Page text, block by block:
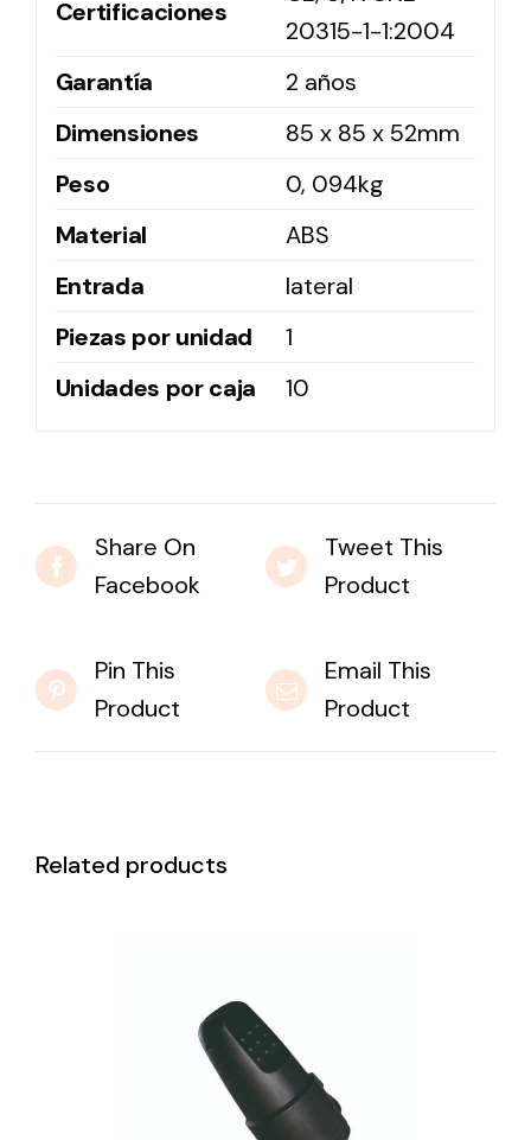
Certificaciones
20315-1-1:2004
Garantía
2 años
Dimensiones
85 x 85 x 52mm
Peso
0, 094kg
Material
ABS
Entrada
lateral
Piezas por unidad
1
Unidades por caja
10
Share On
Facebook
Tweet This
Product
Pin This
Product
Email This
Product
Related products
DETAILS